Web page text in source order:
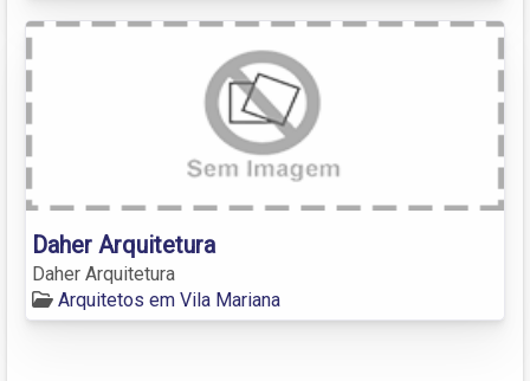
Daher Arquitetura
Daher Arquitetura
Arquitetos em Vila Mariana